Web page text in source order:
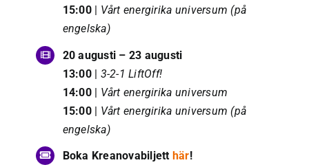
15:00|
Vårt energirika universum (på
engelska)
20 augusti – 23 augusti
13:00| 3-2-1 LiftOff!
14:00| Vårt energirika universum
15:00| Vårt energirika universum (på
engelska)
Boka Kreanovabiljett här!